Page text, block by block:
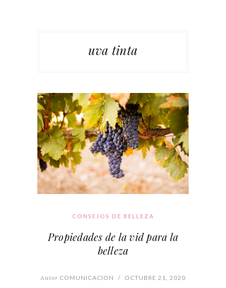
uva tinta
CONSEJOS DE BELLEZA
Propiedades de la vid para la
belleza
Autor COMUNICACION / OCTUBRE 21, 2020